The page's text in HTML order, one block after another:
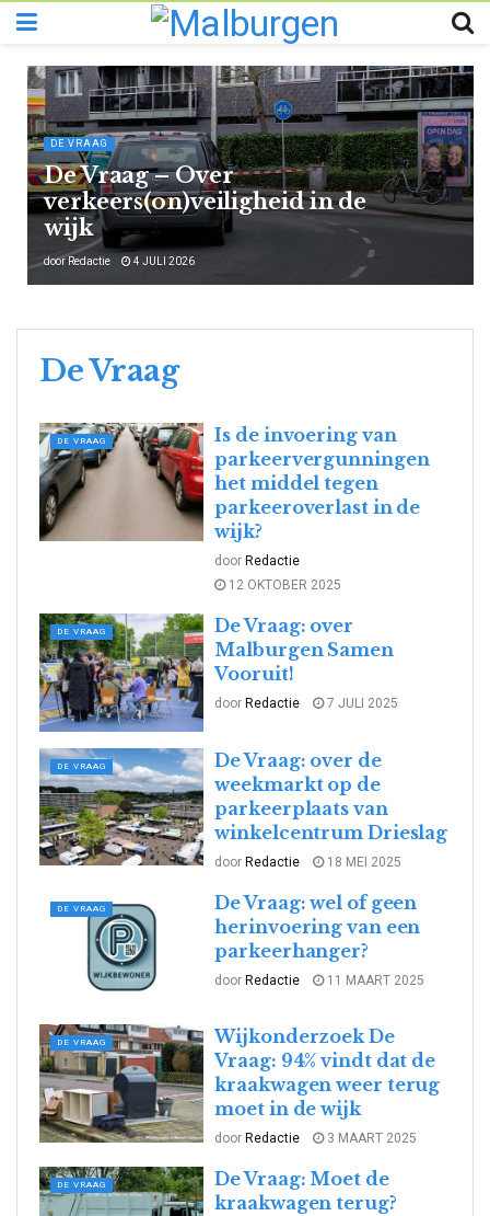
DE VRAAG
De Vraag – Over
verkeers(on)veiligheid in de
wijk
door Redactie 4 JULI 2026
De Vraag
DE VRAAG
Is de invoering van
parkeervergunningen
het middel tegen
parkeeroverlast in de
wijk?
door Redactie
12 OKTOBER 2025
DE VRAAG
De Vraag: over
Malburgen Samen
Vooruit!
door Redactie 7 JULI 2025
DE VRAAG
De Vraag: over de
weekmarkt op de
parkeerplaats van
winkelcentrum Drieslag
door Redactie 18 MEI 2025
DE VRAAG
De Vraag: wel of geen
herinvoering van een
parkeerhanger?
door Redactie 11 MAART 2025
DE VRAAG
Wijkonderzoek De
Vraag: 94% vindt dat de
kraakwagen weer terug
moet in de wijk
door Redactie 3 MAART 2025
DE VRAAG
De Vraag: Moet de
kraakwagen terug?